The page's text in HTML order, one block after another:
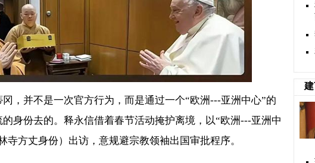
，并不是一次官方行为，而是通过一个“欧洲---亚洲中心”的
身份去的。释永信借着春节活动掩护离境，以“欧洲---亚洲中
寺方丈身份）出访，意规避宗教领袖出国审批程序。